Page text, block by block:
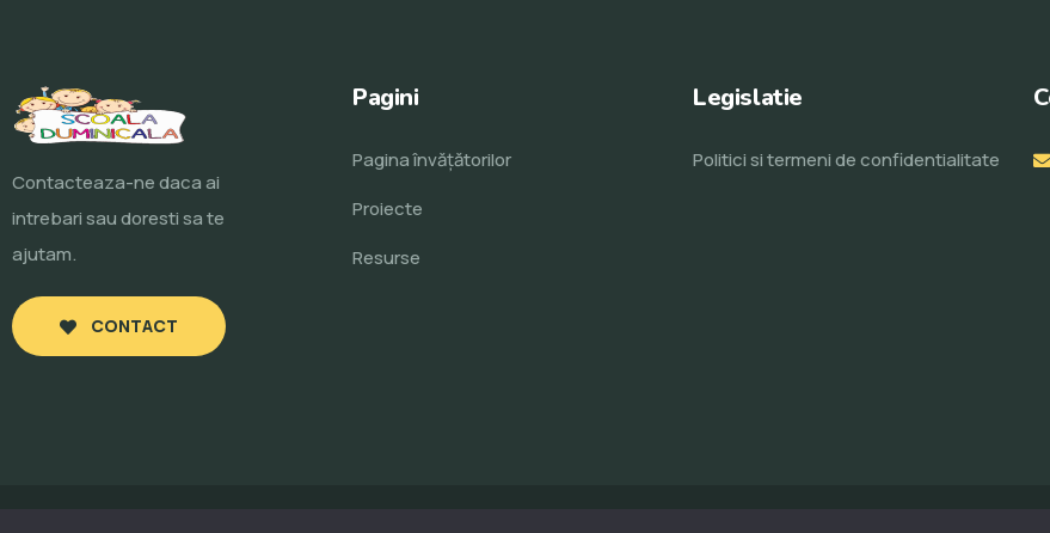
Contacteaza-ne daca ai
intrebari sau doresti sa te
ajutam.
CONTACT
Pagini
Pagina învăţătorilor
Proiecte
Resurse
Legislatie
Politici si termeni de confidentialitate